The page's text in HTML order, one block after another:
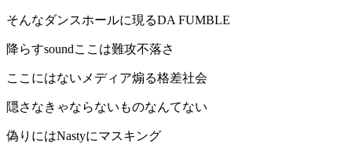
そんなダンスホールに現るDA FUMBLE
降らすsoundここは難攻不落さ
ここにはないメディア煽る格差社会
隠さなきゃならないものなんてない
偽りにはNastyにマスキング